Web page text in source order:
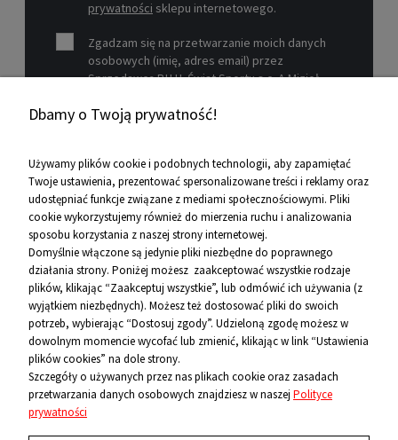
779,00 zł
POWIADOM O DOSTĘPNOŚCI
Rolki regulowane dla dzieci K2 EDDIE BOA
699,00 zł
DO KOSZYKA
prywatności sklepu internetowego.
Zgadzam się na przetwarzanie moich danych
osobowych (imię, adres email) przez
Sprzedawcę P.H.U. Świat Sportu s.c. A.Mizioł,
19-26-977 w celu marketingowym.
Pomoc
Informacje
O firmie
Kontakt
12 656 10 26
881 500 460
Dbamy o Twoją prywatność!
Używamy plików cookie i podobnych technologii, aby zapamiętać
Twoje ustawienia, prezentować spersonalizowane treści i reklamy oraz
udostępniać funkcje związane z mediami społecznościowymi. Pliki
cookie wykorzystujemy również do mierzenia ruchu i analizowania
sposobu korzystania z naszej strony internetowej.
Domyślnie włączone są jedynie pliki niezbędne do poprawnego
działania strony. Poniżej możesz zaakceptować wszystkie rodzaje
plików, klikając “Zaakceptuj wszystkie”, lub odmówić ich używania (z
wyjątkiem niezbędnych). Możesz też dostosować pliki do swoich
potrzeb, wybierając “Dostosuj zgody”. Udzieloną zgodę możesz w
dowolnym momencie wycofać lub zmienić, klikając w link “Ustawienia
plików cookies” na dole strony.
Szczegóły o używanych przez nas plikach cookie oraz zasadach
przetwarzania danych osobowych znajdziesz w naszej Polityce
prywatności